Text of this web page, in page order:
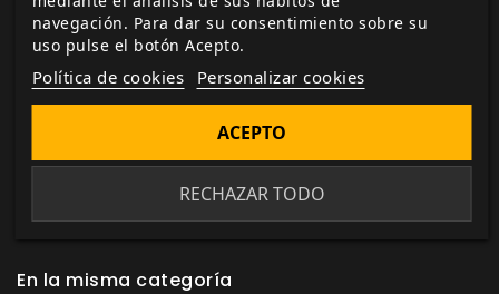
Me gusta esto
Monstruonomicón
suplemento Aventura fantasía Matt Goetz William
Douglas Seacat
William Schoonover
Reinos de hierro mecánika hordes warmahordes
En la misma categoría
navegación. Para dar su consentimiento sobre su
uso pulse el botón Acepto.
Política de cookies Personalizar cookies
RECHAZAR TODO
ACEPTO